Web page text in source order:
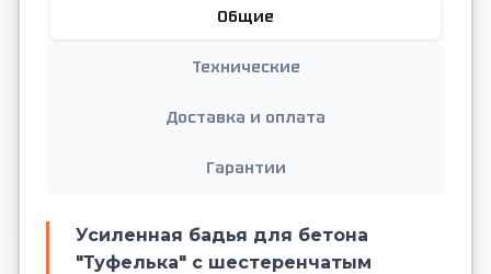
Общие
Технические
Доставка и оплата
Гарантии
Усиленная бадья для бетона
"Туфелька" с шестеренчатым